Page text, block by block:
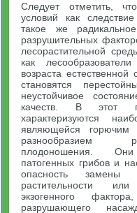
Следует отметить,
условий как
такое же
разрушительных
лесорастительной
как
возраста естественной
становятся
неустойчивое
качеств. В этот
характеризуются
являющейся горючим
разнообразием
плодоношения.
патогенных грибов и
опасность
растительности
экзогенного
разрушающего